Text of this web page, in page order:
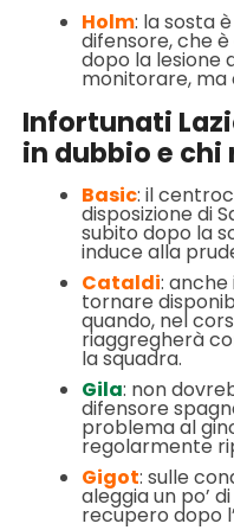
Holm: la sosta
difensore, che
dopo la lesione
monitorare, ma
Infortunati
in dubbio e
Basic: il
disposizione di
subito dopo la
induce alla
Cataldi:
tornare
quando, nel
riaggregherà
la squadra.
Gila: non
difensore
problema al
regolarmente
Gigot: sulle
aleggia un po’
recupero dopo